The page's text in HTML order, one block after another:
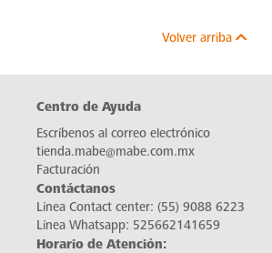
Volver arriba
Centro de Ayuda
Escríbenos al correo electrónico
tienda.mabe@mabe.com.mx
Facturación
Contáctanos
Línea Contact center: (55) 9088 6223
Línea Whatsapp: 525662141659
Horario de Atención: